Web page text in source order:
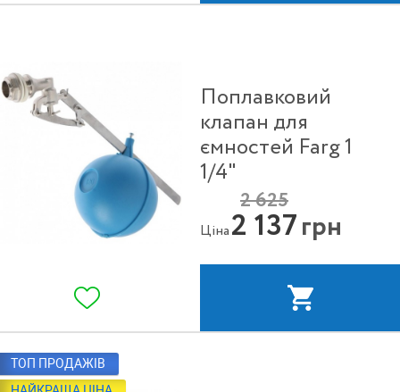
Поплавковий
клапан для
ємностей Farg 1
1/4"
Ціна
2 625
2 137грн
ТОП ПРОДАЖІВ